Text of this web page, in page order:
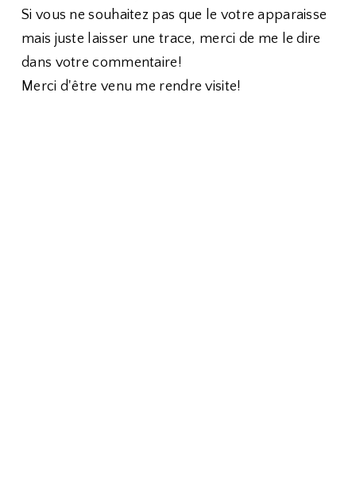
Si vous ne souhaitez pas que le votre apparaisse
mais juste laisser une trace, merci de me le dire
dans votre commentaire!
Merci d'être venu me rendre visite!